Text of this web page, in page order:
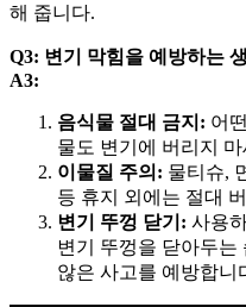
해 줍니다.
Q3: 변기 막힘을 예방하는
A3:
음식물 절대 금지: 어
물도 변기에 버리지 마
이물질 주의: 물티슈,
등 휴지 외에는 절대
변기 뚜껑 닫기: 사용
변기 뚜껑을 닫아두는
않은 사고를 예방합니